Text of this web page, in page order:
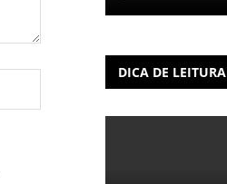
DICA DE LEITURA